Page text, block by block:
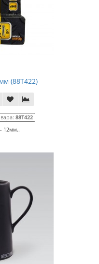
(88Т422)
88Т422
12мм..